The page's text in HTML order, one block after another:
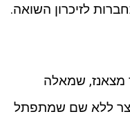
לזיכרון השואה.
מצאנז, שמאלה
צר ללא שם שמתפתל